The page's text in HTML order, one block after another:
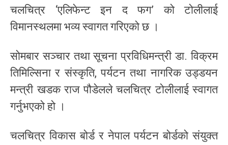
चलचित्र ‘एलिफेन्ट इन द फग’ को टोलीलाई
विमानस्थलमा भव्य स्वागत गरिएको छ ।
सोमबार सञ्चार तथा सूचना प्रविधिमन्त्री डा. विक्रम
तिमिल्सिना र संस्कृति, पर्यटन तथा नागरिक उड्डयन
मन्त्री खडक राज पौडेलले चलचित्र टोलीलाई स्वागत
गर्नुभएको हो ।
चलचित्र विकास बोर्ड र नेपाल पर्यटन बोर्डको संयुक्त